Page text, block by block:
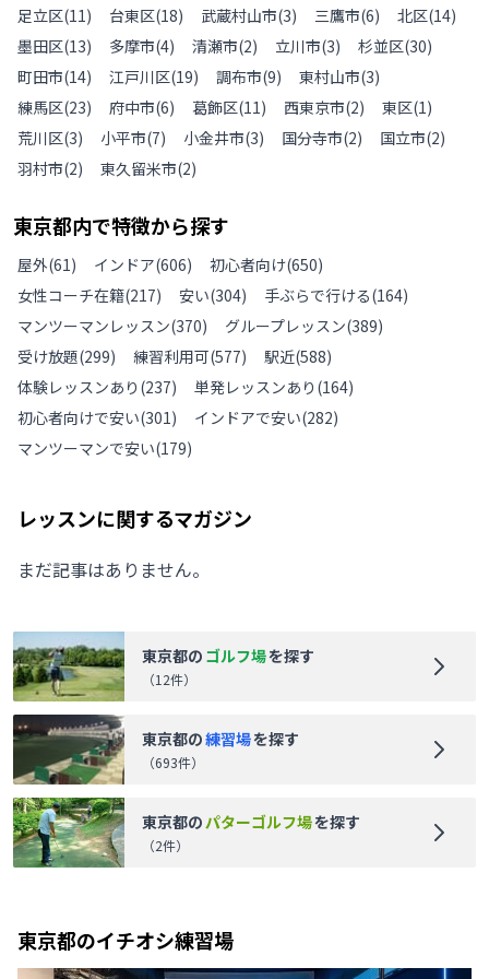
足立区(11) 台東区(18) 武蔵村山市(3) 三鷹市(6) 北区(14)
墨田区(13) 多摩市(4) 清瀬市(2) 立川市(3) 杉並区(30)
町田市(14) 江戸川区(19) 調布市(9) 東村山市(3)
練馬区(23) 府中市(6) 葛飾区(11) 西東京市(2) 東区(1)
荒川区(3) 小平市(7) 小金井市(3) 国分寺市(2) 国立市(2)
羽村市(2) 東久留米市(2)
東京都内で特徴から探す
屋外(61) インドア(606) 初心者向け(650)
女性コーチ在籍(217) 安い(304) 手ぶらで行ける(164)
マンツーマンレッスン(370) グループレッスン(389)
受け放題(299) 練習利用可(577) 駅近(588)
体験レッスンあり (237) 単発レッスンあり (164)
初心者向けで安い(301) インドアで安い(282)
マンツーマンで安い(179)
レッスンに関するマガジン
まだ記事はありません。
東京都の ゴルフ場を探す
（12件）
東京都の練習場を探す
（693件）
東京都のパターゴルフ場を探す
（2件）
東京都のイチオシ練習場